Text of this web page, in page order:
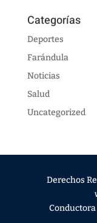
Categorías
Deportes
Farándula
Noticias
Salud
Uncategorized
Derechos